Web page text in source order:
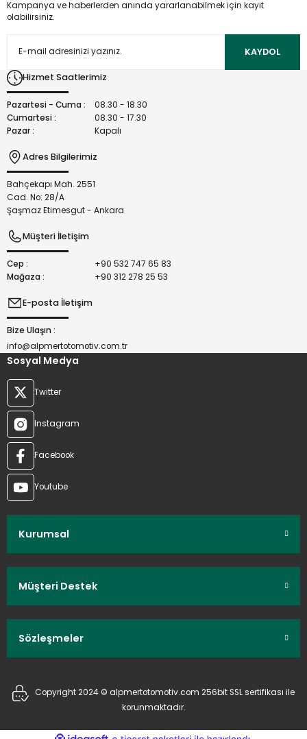
Ürün açıklamasında eksik bilgiler bulunuyor.
Bu ürüne benzer farklı alternatifler olmalı.
Kampanya ve haberlerden anında yararlanabilmek için kayıt
olabilirsiniz.
KAYDOL
Hizmet Saatlerimiz
Pazartesi - Cuma :
08.30 - 18.30
Cumartesi :
08.30 - 17.30
Pazar :
Kapalı
Adres Bilgilerimiz
Bahçekapı Mah. 2551
Cad. No: 28/A
Şaşmaz Etimesgut - Ankara
Müşteri İletişim
Cep :
+90 532 747 65 83
Mağaza :
+90 312 278 25 53
E-posta İletişim
Bize Ulaşın :
info@alpmertotomotiv.com.tr
Sosyal Medya
Twitter
Instagram
Facebook
Youtube
Kurumsal
Müşteri Destek
Sözleşmeler
Copyright 2024 © alpmertotomotiv.com 256bit SSL sertifikası ile
korunmaktadır.